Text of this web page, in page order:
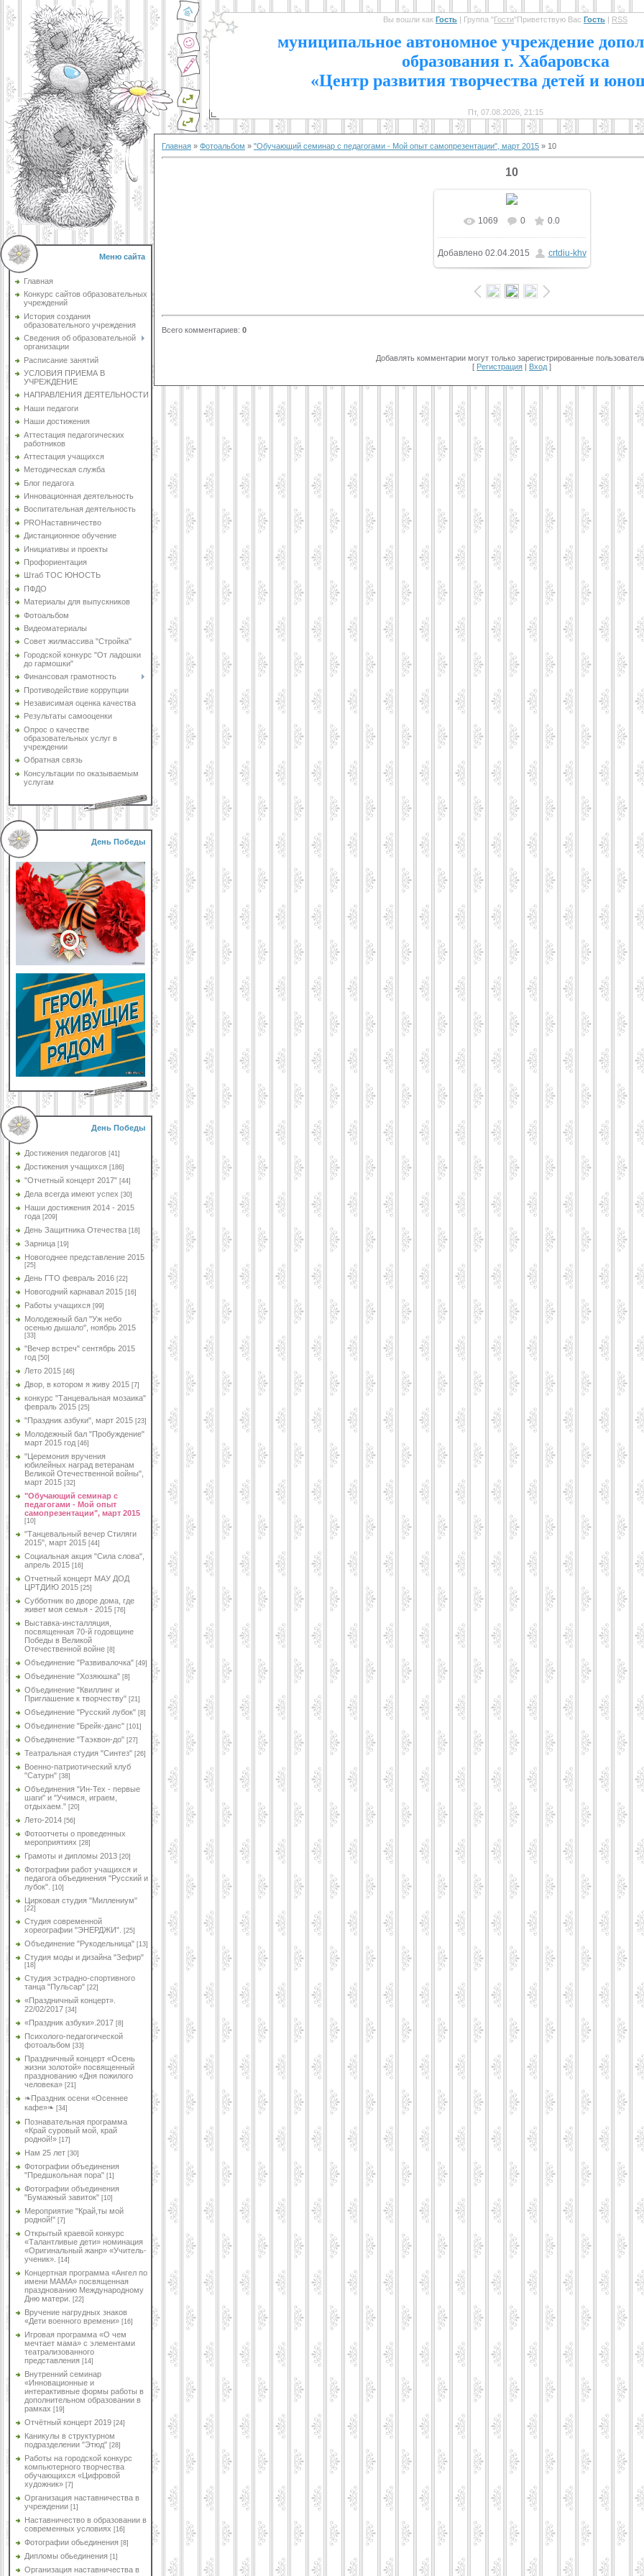
Меню сайта
Главная
Конкурс сайтов образовательных
учреждений
История создания
образовательного учреждения
Сведения об образовательной
организации
Расписание занятий
УСЛОВИЯ ПРИЕМА В
УЧРЕЖДЕНИЕ
НАПРАВЛЕНИЯ ДЕЯТЕЛЬНОСТИ
Наши педагоги
Наши достижения
Аттестация педагогических
работников
Аттестация учащихся
Методическая служба
Блог педагога
Инновационная деятельность
Воспитательная деятельность
PROНаставничество
Дистанционное обучение
Инициативы и проекты
Профориентация
Штаб ТОС ЮНОСТЬ
ПФДО
Материалы для выпускников
Фотоальбом
Видеоматериалы
Совет жилмассива "Стройка"
Городской конкурс "От ладошки
до гармошки"
Финансовая грамотность
Противодействие коррупции
Независимая оценка качества
Результаты самооценки
Опрос о качестве
образовательных услуг в
учреждении
Обратная связь
Консультации по оказываемым
услугам
День Победы
День Победы
Достижения педагогов [41]
Достижения учащихся [186]
"Отчетный концерт 2017" [44]
Дела всегда имеют успех [30]
Наши достижения 2014 - 2015
года [209]
День Защитника Отечества [18]
Зарница [19]
Новогоднее представление 2015
[25]
День ГТО февраль 2016 [22]
Новогодний карнавал 2015 [16]
Работы учащихся [99]
Молодежный бал "Уж небо
осенью дышало", ноябрь 2015
[33]
"Вечер встреч" сентябрь 2015
год [50]
Лето 2015 [46]
Двор, в котором я живу 2015 [7]
конкурс "Танцевальная мозаика"
февраль 2015 [25]
"Праздник азбуки", март 2015 [23]
Молодежный бал "Пробуждение"
март 2015 год [46]
"Церемония вручения
юбилейных наград ветеранам
Великой Отечественной войны",
март 2015 [32]
"Обучающий семинар с
педагогами - Мой опыт
самопрезентации", март 2015
[10]
"Танцевальный вечер Стиляги
2015", март 2015 [44]
Социальная акция "Сила слова",
апрель 2015 [16]
Отчетный концерт МАУ ДОД
ЦРТДИЮ 2015 [25]
Субботник во дворе дома, где
живет моя семья - 2015 [76]
Выставка-инсталляция,
посвященная 70-й годовщине
Победы в Великой
Отечественной войне [8]
Объединение "Развивалочка" [49]
Объединение "Хозяюшка" [8]
Объединение "Квиллинг и
Приглашение к творчеству" [21]
Объединение "Русский лубок" [8]
Объединение "Брейк-данс" [101]
Объединение "Таэквон-до" [27]
Театральная студия "Синтез" [26]
Военно-патриотический клуб
"Сатурн" [38]
Объединения "Ин-Тех - первые
шаги" и "Учимся, играем,
отдыхаем." [20]
Лето-2014 [56]
Фотоотчеты о проведенных
мероприятиях [28]
Грамоты и дипломы 2013 [20]
Фотографии работ учащихся и
педагога объединения "Русский и
лубок".
[10]
Цирковая студия "Миллениум"
[22]
Студия современной
хореографии "ЭНЕРДЖИ".
[25]
Объединение "Рукодельница" [13]
Студия моды и дизайна "Зефир"
[18]
Студия эстрадно-спортивного
танца "Пульсар" [22]
«Праздничный концерт».
22/02/2017 [34]
«Праздник азбуки».2017 [8]
Психолого-педагогической
фотоальбом [33]
Праздничный концерт «Осень
жизни золотой» посвященный
празднованию «Дня пожилого
человека» [21]
❧Праздник осени «Осеннее
кафе»❧ [34]
Познавательная программа
«Край суровый мой, край
родной!» [17]
Нам 25 лет [30]
Фотографии объединения
"Предшкольная пора" [1]
Фотографии объединения
"Бумажный завиток" [10]
Мероприятие "Край,ты мой
родной!" [7]
Открытый краевой конкурс
«Талантливые дети» номинация
«Оригинальный жанр» «Учитель-
ученик».
[14]
Концертная программа «Ангел по
имени МАМА» посвященная
празднованию Международному
Дню матери.
[22]
Вручение нагрудных знаков
«Дети военного времени» [16]
Игровая программа «О чем
мечтает мама» с элементами
театрализованного
представления [14]
Внутренний семинар
«Инновационные и
интерактивные формы работы в
дополнительном образовании в
рамках [19]
Отчётный концерт 2019 [24]
Каникулы в структурном
подразделении "Этюд" [28]
Работы на городской конкурс
компьютерного творчества
обучающихся «Цифровой
художник» [7]
Организация наставничества в
учреждении [1]
Наставничество в образовании в
современных условиях [16]
Фотографии обьединения [8]
Дипломы обьединения [1]
Организация наставничества в
Вы вошли как Гость | Группа "Гости"Приветствую Вас Гость | RSS
муниципальное автономное учреждение
образования г. Хабаровска
«Центр развития творчества детей и
Пт, 07.08.2026, 21:15
Главная » Фотоальбом » "Обучающий семинар с педагогами - Мой опыт самопрезентации", март 2015 » 10
10
В реальном размере
1600x1200/ 186.3Kb
1069 0 0.0
Добавлено 02.04.2015 crtdiu-khv
Всего комментариев: 0
Добавлять комментарии могут только зарегистрированные
[ Регистрация | Вход ]